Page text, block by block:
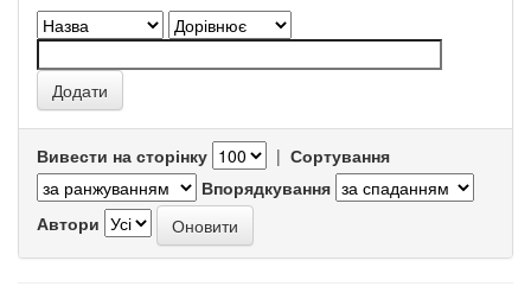
Вивести на сторінку | Сортування
Впорядкування
Автори